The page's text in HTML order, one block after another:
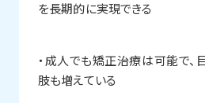
を長期的に実現できる
・成人でも矯正治療は可能で
肢も増えている